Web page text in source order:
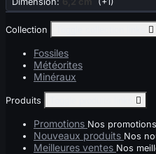
Collection 
Fossiles
Météorites
Minéraux
Produits 
Promotions Nos promotions
Nouveaux produits Nos
Meilleures ventes Nos